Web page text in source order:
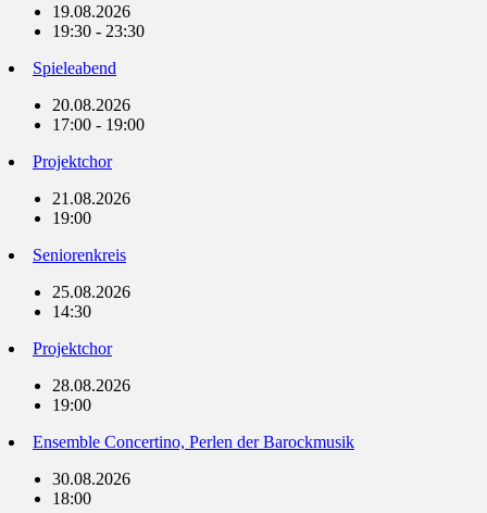
19.08.2026
19:30 - 23:30
Spieleabend
20.08.2026
17:00 - 19:00
Projektchor
21.08.2026
19:00
Seniorenkreis
25.08.2026
14:30
Projektchor
28.08.2026
19:00
Ensemble Concertino, Perlen der Barockmusik
30.08.2026
18:00